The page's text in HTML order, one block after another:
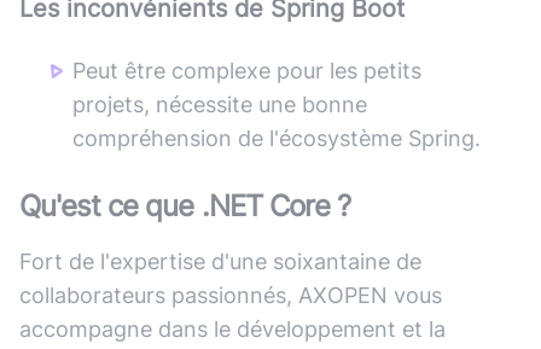
Les inconvénients de Spring Boot
Peut être complexe pour les petits
projets, nécessite une bonne
compréhension de l'écosystème Spring.
Qu'est ce que .NET Core?
Fort de l'expertise d'une soixantaine de
collaborateurs passionnés, AXOPEN vous
accompagne dans le développement et la